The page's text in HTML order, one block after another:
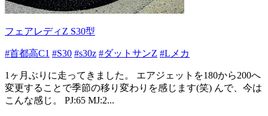
フェアレディZ S30型
#首都高C1 #S30 #s30z #ダットサンZ #Lメカ
1ヶ月ぶりに走ってきました。 エアジェットを180から200へ
変更することで季節の移り変わりを感じます(笑) んで、今は
こんな感じ。 PJ:65 MJ:2...